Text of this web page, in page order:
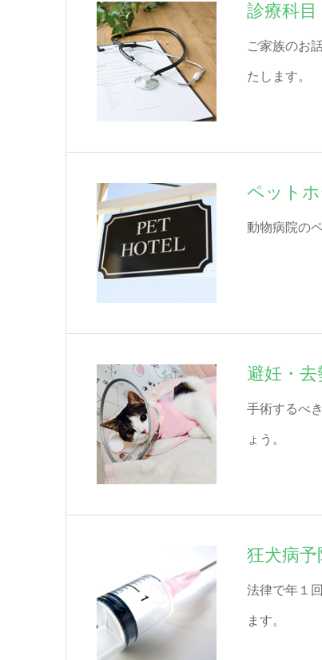
診療科目
ご家族のお
たします。
ペット
動物病院の
避妊・去
手術するべ
ょう。
狂犬病予
法律で年１
ます。